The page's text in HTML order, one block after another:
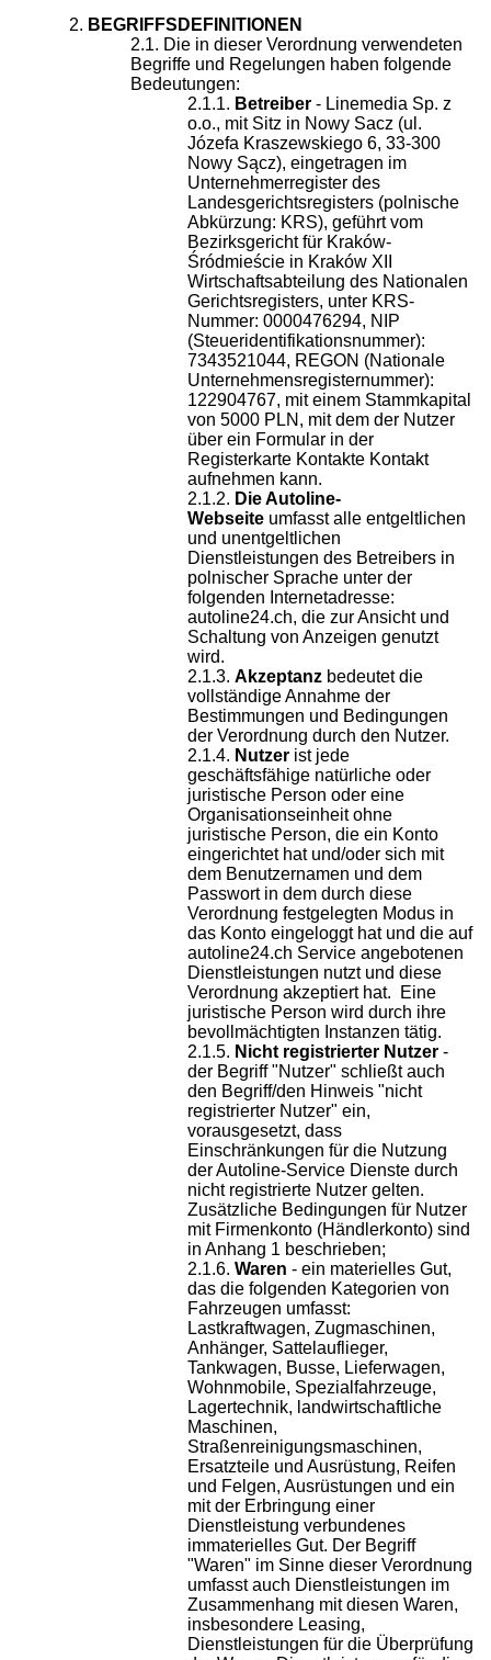
BEGRIFFSDEFINITIONEN
Die in dieser Verordnung verwendeten
Begriffe und Regelungen haben folgende
Bedeutungen:
Betreiber - Linemedia Sp. z
o.o., mit Sitz in Nowy Sacz (ul.
Józefa Kraszewskiego 6, 33-300
Nowy Sącz), eingetragen im
Unternehmerregister des
Landesgerichtsregisters (polnische
Abkürzung: KRS), geführt vom
Bezirksgericht für Kraków-
Śródmieście in Kraków XII
Wirtschaftsabteilung des Nationalen
Gerichtsregisters, unter KRS-
Nummer: 0000476294, NIP
(Steueridentifikationsnummer):
7343521044, REGON (Nationale
Unternehmensregisternummer):
122904767, mit einem Stammkapital
von 5000 PLN, mit dem der Nutzer
über ein Formular in der
Registerkarte Kontakte Kontakt
aufnehmen kann.
Die Autoline-
Webseite umfasst alle entgeltlichen
und unentgeltlichen
Dienstleistungen des Betreibers in
polnischer Sprache unter der
folgenden Internetadresse:
autoline24.ch, die zur Ansicht und
Schaltung von Anzeigen genutzt
wird.
Akzeptanz bedeutet die
vollständige Annahme der
Bestimmungen und Bedingungen
der Verordnung durch den Nutzer.
Nutzer ist jede
geschäftsfähige natürliche oder
juristische Person oder eine
Organisationseinheit ohne
juristische Person, die ein Konto
eingerichtet hat und/oder sich mit
dem Benutzernamen und dem
Passwort in dem durch diese
Verordnung festgelegten Modus in
das Konto eingeloggt hat und die auf
autoline24.ch Service angebotenen
Dienstleistungen nutzt und diese
Verordnung akzeptiert hat. Eine
juristische Person wird durch ihre
bevollmächtigten Instanzen tätig.
Nicht registrierter Nutzer -
der Begriff "Nutzer" schließt auch
den Begriff/den Hinweis "nicht
registrierter Nutzer" ein,
vorausgesetzt, dass
Einschränkungen für die Nutzung
der Autoline-Service Dienste durch
nicht registrierte Nutzer gelten.
Zusätzliche Bedingungen für Nutzer
mit Firmenkonto (Händlerkonto) sind
in Anhang 1 beschrieben;
Waren - ein materielles Gut,
das die folgenden Kategorien von
Fahrzeugen umfasst:
Lastkraftwagen, Zugmaschinen,
Anhänger, Sattelauflieger,
Tankwagen, Busse, Lieferwagen,
Wohnmobile, Spezialfahrzeuge,
Lagertechnik, landwirtschaftliche
Maschinen,
Straßenreinigungsmaschinen,
Ersatzteile und Ausrüstung, Reifen
und Felgen, Ausrüstungen und ein
mit der Erbringung einer
Dienstleistung verbundenes
immaterielles Gut. Der Begriff
"Waren" im Sinne dieser Verordnung
umfasst auch Dienstleistungen im
Zusammenhang mit diesen Waren,
insbesondere Leasing,
Dienstleistungen für die Überprüfung